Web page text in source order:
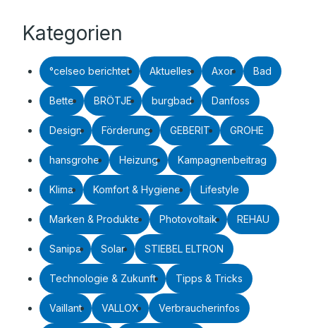
Kategorien
°celseo berichtet Aktuelles Axor Bad
Bette BRÖTJE burgbad Danfoss
Design Förderung GEBERIT GROHE
hansgrohe Heizung Kampagnenbeitrag
Klima Komfort & Hygiene Lifestyle
Marken & Produkte Photovoltaik REHAU
Sanipa Solar STIEBEL ELTRON
Technologie & Zukunft Tipps & Tricks
Vaillant VALLOX Verbraucherinfos